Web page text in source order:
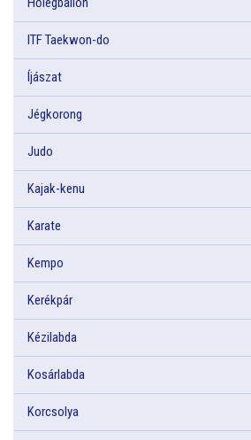
ITF Taekwon-do
Íjászat
Jégkorong
Judo
Kajak-kenu
Karate
Kempo
Kerékpár
Kézilabda
Kosárlabda
Korcsolya